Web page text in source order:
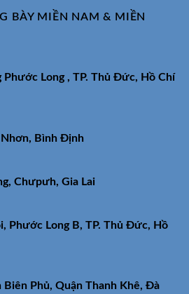
BÀY MIỀN NAM & MIỀN
Long , TP. Thủ Đức, Hồ Chí
Bình Định
Chưpưh, Gia Lai
Phước Long B, TP. Thủ Đức, Hồ
Phủ, Quận Thanh Khê, Đà